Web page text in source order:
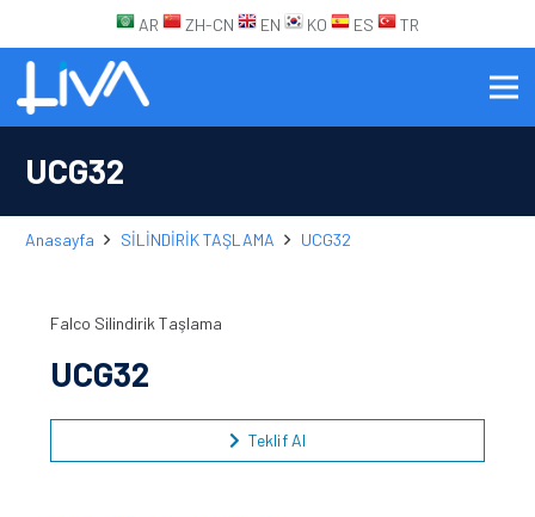
AR ZH-CN EN KO ES TR
UCG32
Anasayfa SİLİNDİRİK TAŞLAMA UCG32
Falco Silindirik Taşlama
UCG32
Teklif Al